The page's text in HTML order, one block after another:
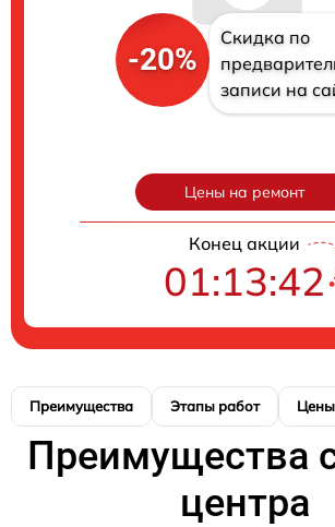
-20%
Скидка по
записи на
Цены на ремонт
Конец акции
01:13:41
Преимущества Этапы работ Цены
Преимущества
центра